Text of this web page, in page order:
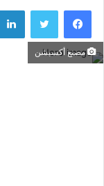
فيسبوك تويتر
مصنع أكسبشن